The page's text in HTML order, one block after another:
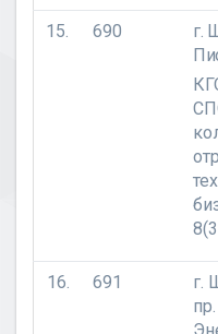
15. 690 г.
16. 691
г.
пр.